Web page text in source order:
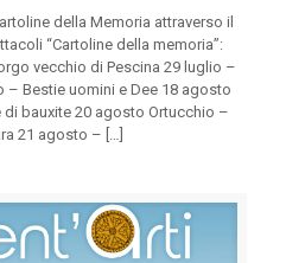
della Memoria attraverso il
“Cartoline della memoria”:
vecchio di Pescina 29 luglio –
Bestie uomini e Dee 18 agosto
bauxite 20 agosto Ortucchio –
21 agosto –